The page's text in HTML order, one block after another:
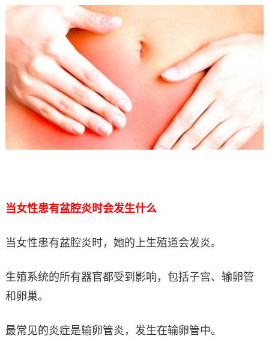
当女性患有盆腔炎时会发生什么
当女性患有盆腔炎时，她的上生殖道会发炎。
生殖系统的所有器官都受到影响，包括子宫、输卵管
和卵巢。
最常见的炎症是输卵管炎，发生在输卵管中。